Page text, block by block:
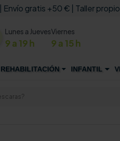
| Envío gratis +50 € | Taller
Lunes a Jueves
9 a 19 h
Viernes
9 a 15 h
REHABILITACIÓN INFANTIL